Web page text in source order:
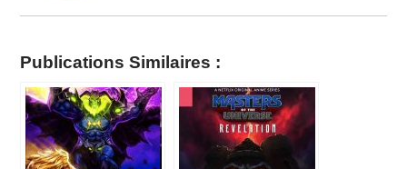
Publications Similaires :